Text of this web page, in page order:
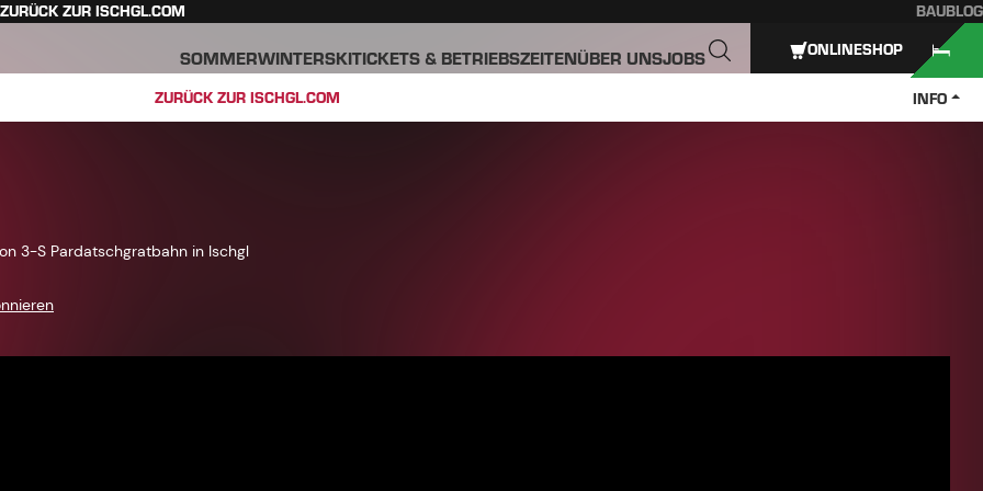
ZURÜCK ZUR ISCHGL.COM BAUBLOG
SOMMERWINTERSKITICKETS & BETRIEBSZEITENÜBER UNSJOBS
ZURÜCK ZUR ISCHGL.COM INFO
ONLINESHOP
3-S Pardatschgratbahn in Ischgl